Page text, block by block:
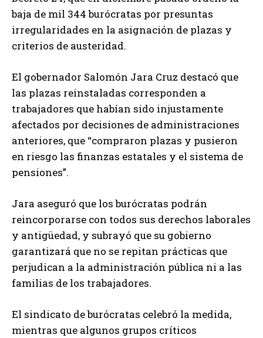
baja de mil 344 burócratas por presuntas
irregularidades en la asignación de plazas y
criterios de austeridad.
El gobernador Salomón Jara Cruz destacó que
las plazas reinstaladas corresponden a
trabajadores que habían sido injustamente
afectados por decisiones de administraciones
anteriores, que “compraron plazas y pusieron
en riesgo las finanzas estatales y el sistema de
pensiones”.
Jara aseguró que los burócratas podrán
reincorporarse con todos sus derechos laborales
y antigüedad, y subrayó que su gobierno
garantizará que no se repitan prácticas que
perjudican a la administración pública ni a las
familias de los trabajadores.
El sindicato de burócratas celebró la medida,
mientras que algunos grupos críticos